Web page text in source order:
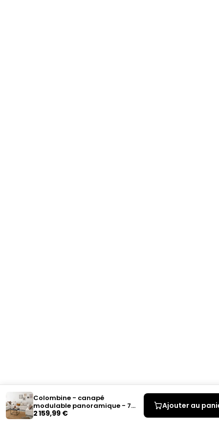
Colombine - canapé
modulable panoramique - 7
places - en velours côtelé
2 159,99 €
Ajouter au